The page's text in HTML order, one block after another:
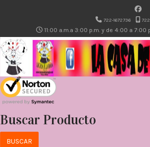
722-1672736
11:00 a.m.a 3:00 p.m. y de 4:00 a 7:00
Buscar Producto